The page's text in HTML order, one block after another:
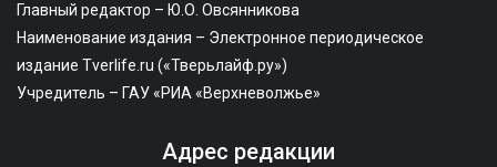
Главный редактор – Ю.О. Овсянникова
Наименование издания – Электронное периодическое
издание Tverlife.ru («Тверьлайф.ру»)
Учредитель – ГАУ «РИА «Верхневолжье»
Адрес редакции